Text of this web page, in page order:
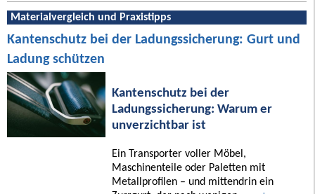
Materialvergleich und Praxistipps
Kantenschutz bei der Ladungssicherung: Gurt und
Ladung schützen
Kantenschutz bei der
Ladungssicherung: Warum er
unverzichtbar ist
Ein Transporter voller Möbel,
Maschinenteile oder Paletten mit
Metallprofilen – und mittendrin ein